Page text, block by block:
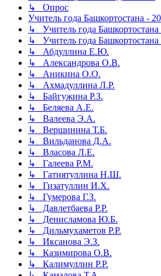
↳ Опрос
Учитель года Башкортостана -
↳ Учитель года Башкортостана
↳ Учитель года Башкортостана
↳ Абдуллина Е.Ю.
↳ Александрова О.В.
↳ Аникина О.О.
↳ Ахмадуллина Л.Р.
↳ Байгужина Р.З.
↳ Беляева А.Е.
↳ Валеева Э.А.
↳ Вершинина Т.Б.
↳ Вильданова Д.А.
↳ Власова Л.Е.
↳ Галеева Р.М.
↳ Гатиятуллина Н.Ш.
↳ Гизатуллин И.Х.
↳ Гумерова Г.З.
↳ Давлетбаева Р.Р.
↳ Денисламова Ю.Б.
↳ Дильмухаметов Р.Р.
↳ Иксанова Э.З.
↳ Казимирова О.В.
↳ Калимуллин Р.Р.